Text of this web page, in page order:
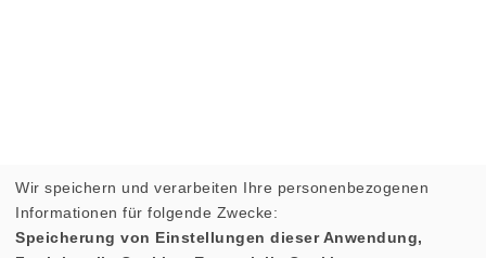
Wir speichern und verarbeiten Ihre personenbezogenen
Informationen für folgende Zwecke:
Speicherung von Einstellungen dieser Anwendung,